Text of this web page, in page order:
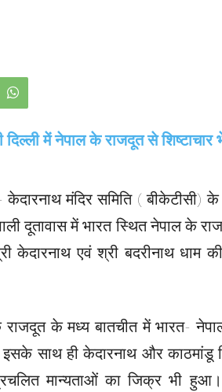
केदारनाथ मंदिर समिति (
दूतावास में भारत स्थित नेपाल के
केदारनाथ एवं श्री बदरीनाथ धाम
के मध्य बातचीत में भारत-
इसके साथ ही केदारनाथ और काठमांडू
मान्यताओं का जिक्र भी